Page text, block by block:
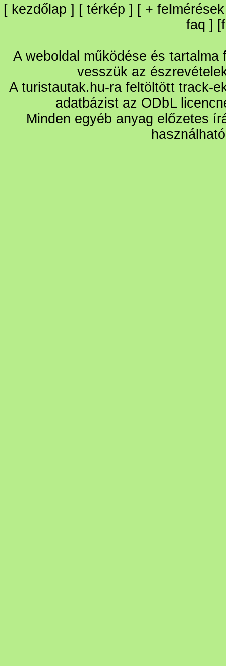
[ kezdőlap ] [ térkép ] [ + felmérések
faq ] [
A weboldal működése és
vesszük az
A turistautak.hu-ra feltöltött track-
adatbázist az ODbL
Minden egyéb anyag előzetes